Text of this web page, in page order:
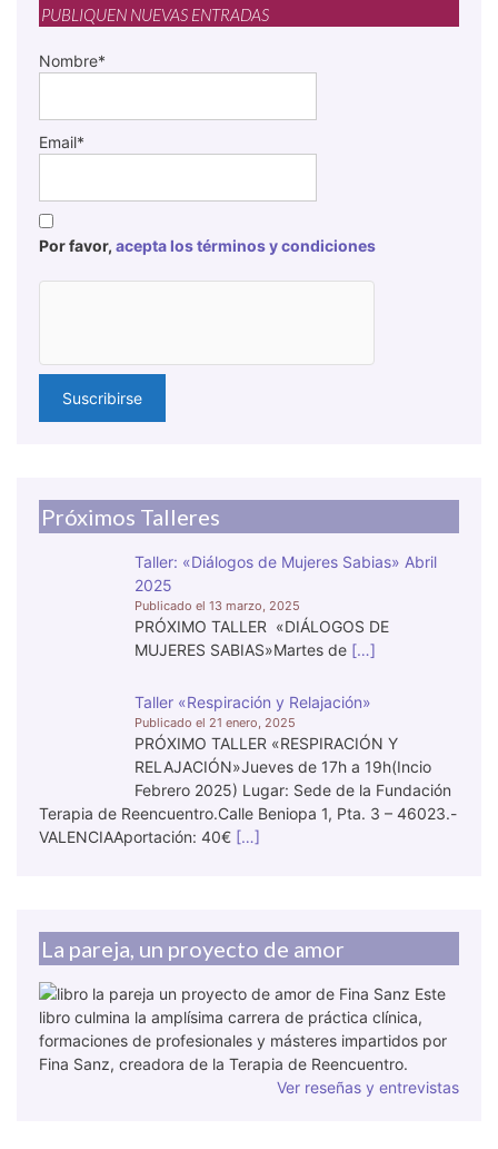
PUBLIQUEN NUEVAS ENTRADAS
Nombre*
Email*
Por favor, acepta los términos y condiciones
Próximos Talleres
Taller: «Diálogos de Mujeres Sabias» Abril
2025
13 marzo, 2025
PRÓXIMO TALLER «DIÁLOGOS DE
MUJERES SABIAS»Martes de […]
Taller «Respiración y Relajación»
21 enero, 2025
PRÓXIMO TALLER «RESPIRACIÓN Y
RELAJACIÓN»Jueves de 17h a 19h(Incio
Febrero 2025) Lugar: Sede de la Fundación
Terapia de Reencuentro.Calle Beniopa 1, Pta. 3 – 46023.-
VALENCIAAportación: 40€ […]
La pareja, un proyecto de amor
Este
libro culmina la amplísima carrera de práctica clínica,
formaciones de profesionales y másteres impartidos por
Fina Sanz, creadora de la Terapia de Reencuentro.
Ver reseñas y entrevistas